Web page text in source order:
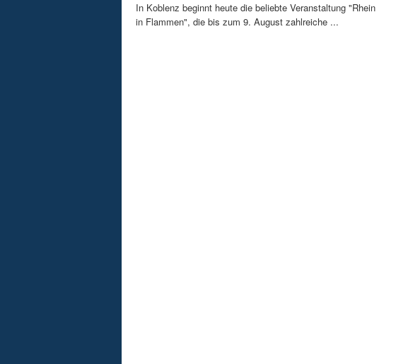
In Koblenz beginnt heute die beliebte Veranstaltung "Rhein
in Flammen", die bis zum 9. August zahlreiche ...